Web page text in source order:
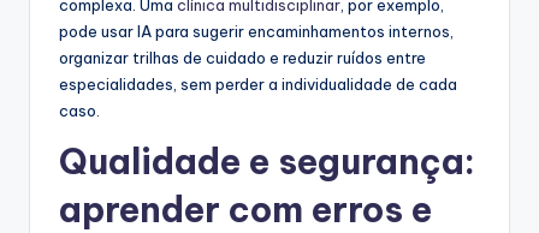
complexa. Uma clínica multidisciplinar , por exemplo,
pode usar IA para sugerir encaminhamentos internos,
organizar trilhas de cuidado e reduzir ruídos entre
especialidades, sem perder a individualidade de cada
caso.
Qualidade e segurança:
aprender com erros e